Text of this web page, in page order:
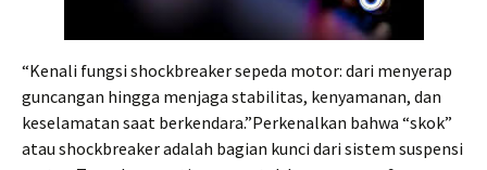
“Kenali fungsi shockbreaker sepeda motor: dari menyerap
guncangan hingga menjaga stabilitas, kenyamanan, dan
keselamatan saat berkendara.”Perkenalkan bahwa “skok”
atau shockbreaker adalah bagian kunci dari sistem suspensi